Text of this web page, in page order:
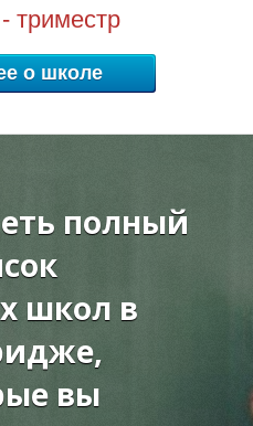
триместр
о школе
полный
школ в
вы